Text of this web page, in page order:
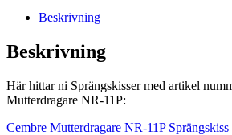
Beskrivning
Beskrivning
Här hittar ni Sprängskisser med artikel
Mutterdragare NR-11P:
Cembre Mutterdragare NR-11P Sprängskiss